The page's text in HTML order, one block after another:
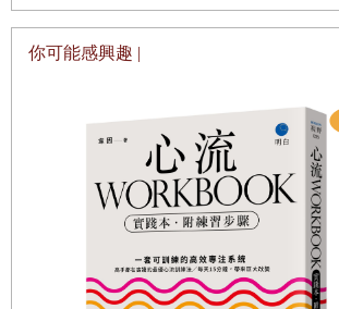
容許妥協，今天不加油也可以
在壓力超載前，惦惦自己的斤兩
「競爭心態」是「缺乏自信」的武裝
感受無分好壞，接納是最好的情緒解方
喜歡就喜歡，討厭就討厭
做自己的好朋友，情義相挺不批判
掃除「無價值感」，你的優秀並非僥倖
足，一定要更加精進才行！」
一個不斷追求理想，否定今日的自己的理
認為凡事都要做到盡善盡美的完美主義者
要求自己符合眾人期待的模範生……
你的行為與態度，是否也具有這些傾向呢？
又或者，你經常把「沒問題！」掛在嘴邊
你可能感興趣 |